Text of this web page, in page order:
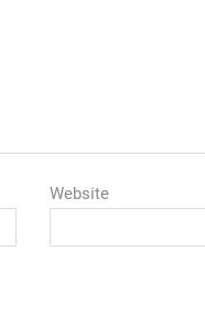
Website